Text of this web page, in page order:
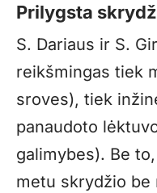
Prilygsta
S. Dariaus ir S.
reikšmingas tiek
sroves), tiek
panaudoto
galimybes). Be
metu skrydžio be